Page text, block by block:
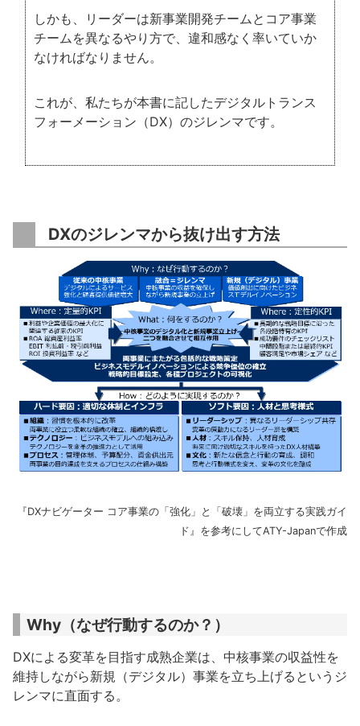
しかも、リーダーは新事業開発チームとコア事業
チームを異なるやり方で、違和感なく率いていか
なければなりません。
これが、私たちが本書に記したデジタルトランス
フォーメーション（DX）のジレンマです。
DXのジレンマから抜け出す方法
『DXナビゲーター コア事業の「強化」と「破壊」を両立する実践ガイ
ド』を参考にしてATY-Japanで作成
Why（なぜ行動するのか？）
DXによる変革を目指す成熟企業は、中核事業の収益性を
維持しながら新規（デジタル）事業を立ち上げるというジ
レンマに直面する。